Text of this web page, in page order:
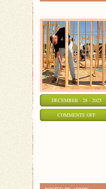
DECEMBER - 28 - 2025
COMMENTS OFFON